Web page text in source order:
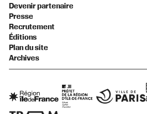
Devenir partenaire
Presse
Recrutement
Éditions
Plan du site
Archives